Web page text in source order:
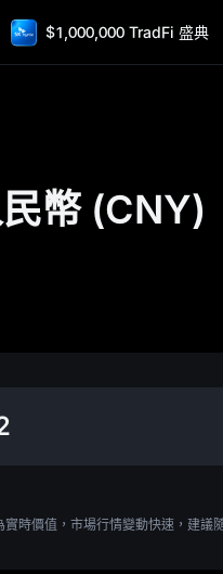
$1,000,000 TradFi 盛典
幣 (CNY)
時價值，市場行情變動快速，建議